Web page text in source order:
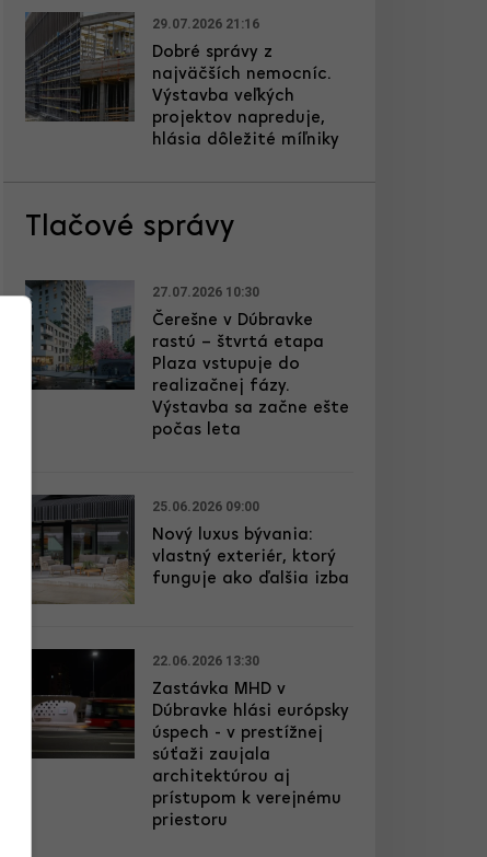
29.07.2026 21:16
Dobré správy z
najväčších nemocníc.
Výstavba veľkých
projektov napreduje,
hlásia dôležité míľniky
Tlačové správy
27.07.2026 10:30
Čerešne v Dúbravke
rastú – štvrtá etapa
Plaza vstupuje do
realizačnej fázy.
Výstavba sa začne ešte
počas leta
25.06.2026 09:00
Nový luxus bývania:
vlastný exteriér, ktorý
funguje ako ďalšia izba
22.06.2026 13:30
Zastávka MHD v
Dúbravke hlási európsky
úspech - v prestížnej
súťaži zaujala
architektúrou aj
prístupom k verejnému
priestoru